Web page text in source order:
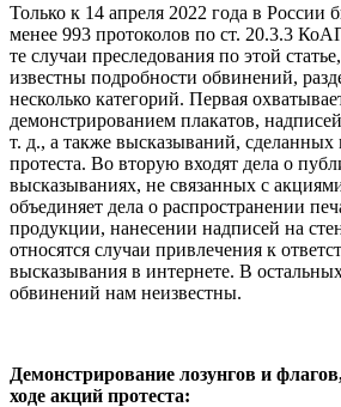
Только к 14 апреля 2022 года в России
менее 993 протоколов по ст. 20.3.3
те случаи преследования по этой
известны подробности обвинений,
несколько категорий. Первая
демонстрированием плакатов,
т. д., а также высказываний, сделанных
протеста. Во вторую входят дела о
высказываниях, не связанных с
объединяет дела о распространении
продукции, нанесении надписей на
относятся случаи привлечения к
высказывания в интернете. В
обвинений нам неизвестны.
Демонстрирование лозунгов и
ходе акций протеста: